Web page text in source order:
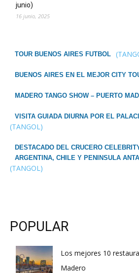
junio)
16 junio, 2025
TOUR BUENOS AIRES FUTBOL
BUENOS AIRES EN EL MEJOR CITY
MADERO TANGO SHOW – PUERTO
VISITA GUIADA DIURNA POR EL
(TANGOL)
DESTACADO DEL CRUCERO
ARGENTINA, CHILE Y PENINSULA
(TANGOL)
POPULAR
Los mejores 10
Madero